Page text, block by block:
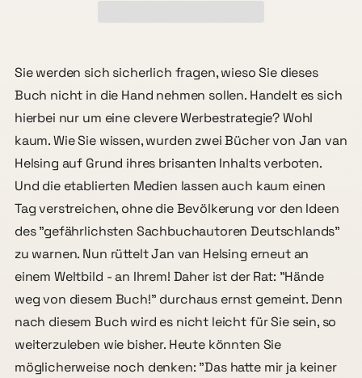
Sie werden sich sicherlich fragen, wieso Sie dieses
Buch nicht in die Hand nehmen sollen. Handelt es sich
hierbei nur um eine clevere Werbestrategie? Wohl
kaum. Wie Sie wissen, wurden zwei Bücher von Jan van
Helsing auf Grund ihres brisanten Inhalts verboten.
Und die etablierten Medien lassen auch kaum einen
Tag verstreichen, ohne die Bevölkerung vor den Ideen
des "gefährlichsten Sachbuchautoren Deutschlands"
zu warnen. Nun rüttelt Jan van Helsing erneut an
einem Weltbild - an Ihrem! Daher ist der Rat: "Hände
weg von diesem Buch!" durchaus ernst gemeint. Denn
nach diesem Buch wird es nicht leicht für Sie sein, so
weiterzuleben wie bisher. Heute könnten Sie
möglicherweise noch denken: "Das hatte mir ja keiner